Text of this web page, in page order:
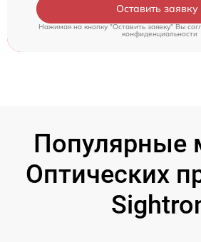
Оставить заявку
Нажимая на кнопку "Оставить заявку" Вы
конфиденциальности
Популярные
Оптических